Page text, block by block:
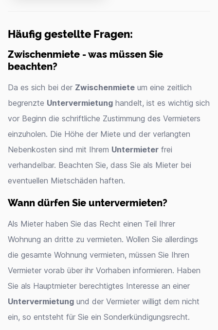
Häufig gestellte Fragen:
Zwischenmiete - was müssen Sie
beachten?
Da es sich bei der Zwischenmiete um eine zeitlich
begrenzte Untervermietung handelt, ist es wichtig sich
vor Beginn die schriftliche Zustimmung des Vermieters
einzuholen. Die Höhe der Miete und der verlangten
Nebenkosten sind mit Ihrem Untermieter frei
verhandelbar. Beachten Sie, dass Sie als Mieter bei
eventuellen Mietschäden haften.
Wann dürfen Sie untervermieten?
Als Mieter haben Sie das Recht einen Teil Ihrer
Wohnung an dritte zu vermieten. Wollen Sie allerdings
die gesamte Wohnung vermieten, müssen Sie Ihren
Vermieter vorab über ihr Vorhaben informieren. Haben
Sie als Hauptmieter berechtigtes Interesse an einer
Untervermietung und der Vermieter willigt dem nicht
ein, so entsteht für Sie ein Sonderkündigungsrecht.